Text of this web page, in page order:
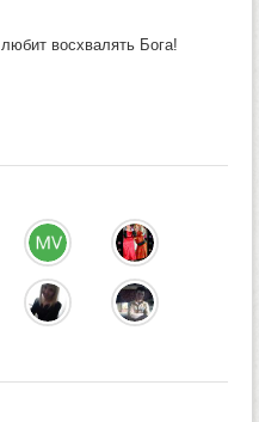
восхвалять Бога!